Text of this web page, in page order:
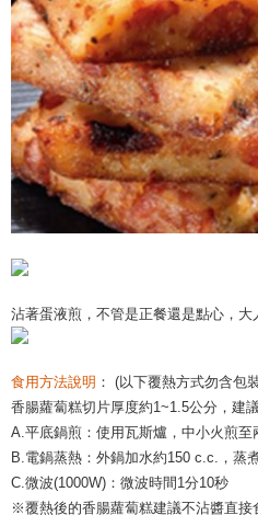
沾著蛋液煎，不管是正餐還是點心，大
食用方法說明 ： (以下覆熱方式勿含包
香腸蘿蔔糕切片厚度約1~1.5公分，建
A.平底鍋煎：使用瓦斯爐，中小火煎至
B.電鍋蒸熱：外鍋加水約150 c.c.，蒸
C.微波(1000W)：微波時間1分10秒
※覆熱後的香腸蘿蔔糕建議不沾醬直接